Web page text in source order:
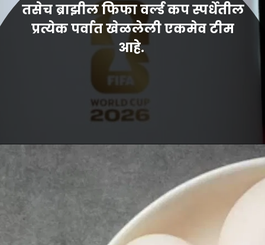
तसेच ब्राझील फिफा वर्ल्ड कप स्पर्धेतील
प्रत्येक पर्वात खेळलेली एकमेव टीम
आहे.